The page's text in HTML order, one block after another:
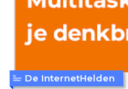
De InternetHelden